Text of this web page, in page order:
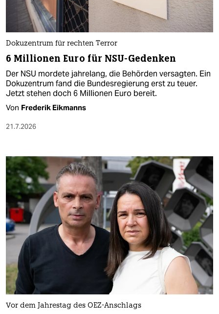
Dokuzentrum für rechten Terror
6 Millionen Euro für NSU-Gedenken
Der NSU mordete jahrelang, die Behörden versagten. Ein
Dokuzentrum fand die Bundesregierung erst zu teuer.
Jetzt stehen doch 6 Millionen Euro bereit.
Von Frederik Eikmanns
21.7.2026
Vor dem Jahrestag des OEZ-Anschlags